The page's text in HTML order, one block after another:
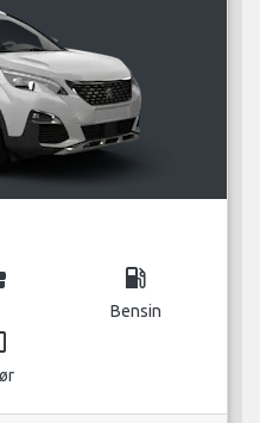
local_gas_station
Bensin